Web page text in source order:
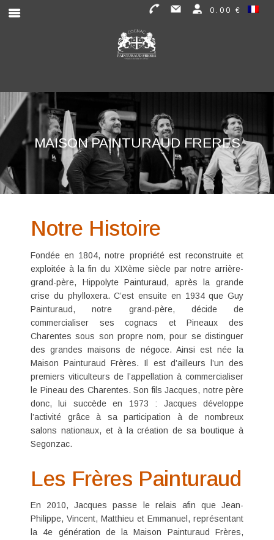
0.00 €
MAISON PAINTURAUD FRERES
Notre Histoire
Fondée en 1804, notre propriété est reconstruite et
exploitée à la fin du XIXème siècle par notre arrière-
grand-père, Hippolyte Painturaud, après la grande
crise du phylloxera. C’est ensuite en 1934 que Guy
Painturaud, notre grand-père, décide de
commercialiser ses cognacs et Pineaux des
Charentes sous son propre nom, pour se distinguer
des grandes maisons de négoce. Ainsi est née la
Maison Painturaud Frères. Il est d’ailleurs l’un des
premiers viticulteurs de l’appellation à commercialiser
le Pineau des Charentes. Son fils Jacques, notre père
donc, lui succède en 1973 : Jacques développe
l’activité grâce à sa participation à de nombreux
salons nationaux, et à lacréation de sa boutique à
Segonzac.
Les Frères Painturaud
En 2010, Jacques passe le relais afin que Jean-
Philippe, Vincent, Matthieu et Emmanuel, représentant
la 4e génération de la Maison Painturaud Frères,